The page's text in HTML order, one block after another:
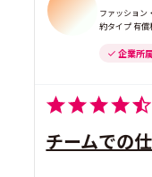
ファッション
約タイプ 有償
企業所
チームでの